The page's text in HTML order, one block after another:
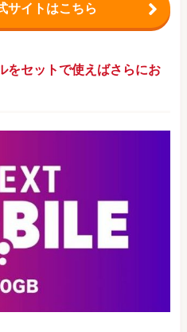
サイトはこちら
をセットで使えばさらにお